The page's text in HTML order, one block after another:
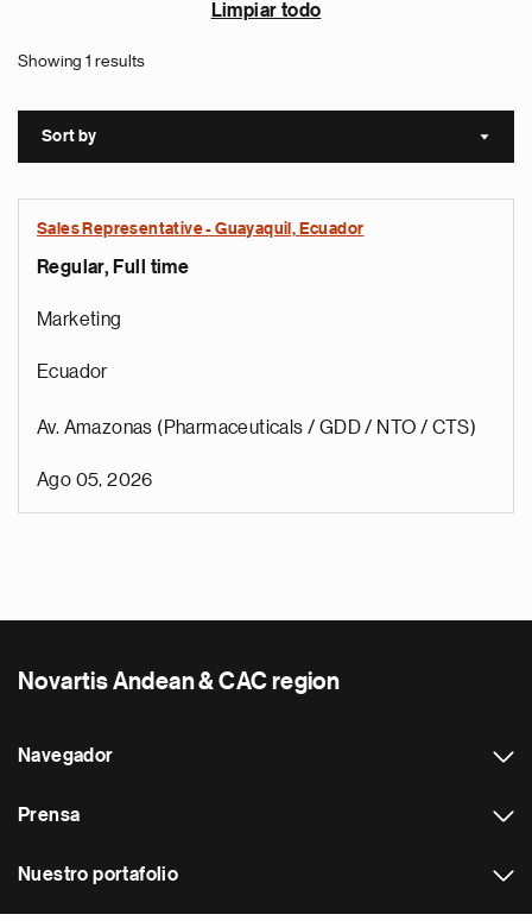
Limpiar todo
Showing 1 results
Sort by Sort
Sales Representative - Guayaquil, Ecuador
Regular, Full time
Marketing
Ecuador
Av. Amazonas (Pharmaceuticals / GDD / NTO / CTS)
Ago 05, 2026
Novartis Andean & CAC region
Navegador
Prensa
Nuestro portafolio